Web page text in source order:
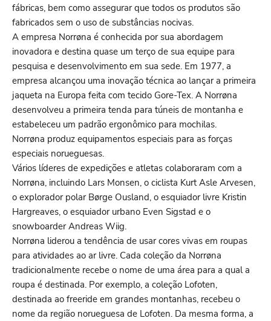
fábricas, bem como assegurar que todos os produtos são
fabricados sem o uso de substâncias nocivas.
A empresa Norrøna é conhecida por sua abordagem
inovadora e destina quase um terço de sua equipe para
pesquisa e desenvolvimento em sua sede. Em 1977, a
empresa alcançou uma inovação técnica ao lançar a primeira
jaqueta na Europa feita com tecido Gore-Tex. A Norrøna
desenvolveu a primeira tenda para túneis de montanha e
estabeleceu um padrão ergonômico para mochilas.
Norrøna produz equipamentos especiais para as forças
especiais norueguesas.
Vários líderes de expedições e atletas colaboraram com a
Norrøna, incluindo Lars Monsen, o ciclista Kurt Asle Arvesen,
o explorador polar Børge Ousland, o esquiador livre Kristin
Hargreaves, o esquiador urbano Even Sigstad e o
snowboarder Andreas Wiig.
Norrøna liderou a tendência de usar cores vivas em roupas
para atividades ao ar livre. Cada coleção da Norrøna
tradicionalmente recebe o nome de uma área para a qual a
roupa é destinada. Por exemplo, a coleção Lofoten,
destinada ao freeride em grandes montanhas, recebeu o
nome da região norueguesa de Lofoten. Da mesma forma, a